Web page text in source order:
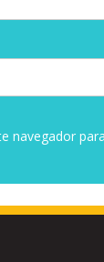
navegador